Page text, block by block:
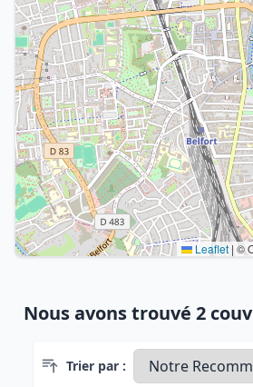
Leaflet | ©
Nous avons trouvé 2
Trier par :